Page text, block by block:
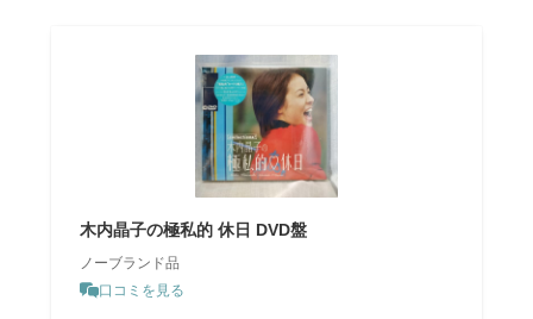
木内晶子の極私的 休日 DVD盤
ノーブランド品
口コミを見る